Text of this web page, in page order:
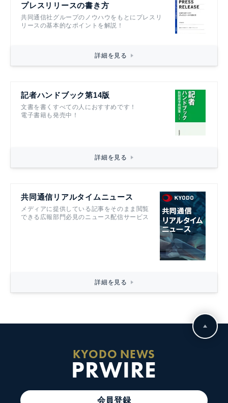
プレスリリースの書き方
共同通信社グループのノウハウをもとにプレスリ
リースの基本的なポイントを解説！
詳細を見る
記者ハンドブック第14版
文書を書くすべての人におすすめです！
電子書籍も発売中！
詳細を見る
共同通信リアルタイムニュース
メディアに提供している記事をそのまま閲覧
できる広報部門必見のニュース配信サービス
詳細を見る
KYODO NEWS
PRWIRE
会員登録